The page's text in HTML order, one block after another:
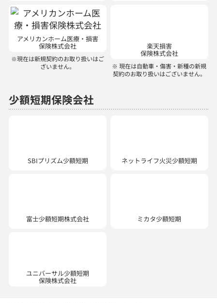
アメリカンホーム医療・損害
保険株式会社
※現在は新規契約のお取り扱いはご
ざいません。
保険株式会社
※ 現在は自動車・傷害・新種の新規
契約のお取り扱いはございません。
少額短期保険会社
ほけんの110番では、以下の商品を取り扱っています。